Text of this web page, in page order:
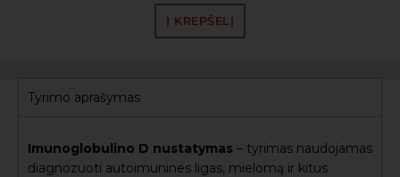
Į KREPŠELĮ
Tyrimo aprašymas
Imunoglobulino D nustatymas – tyrimas naudojamas
diagnozuoti autoimunines ligas, mielomą ir kitus